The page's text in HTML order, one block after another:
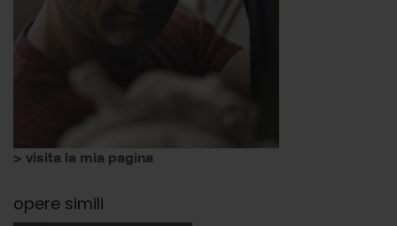
> visita la mia pagina
opere simili